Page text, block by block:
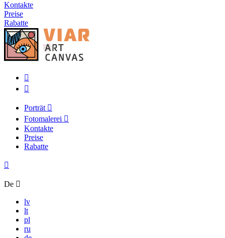
Kontakte
Preise
Rabatte
Porträt
Fotomalerei
Kontakte
Preise
Rabatte
De
lv
lt
pl
ru